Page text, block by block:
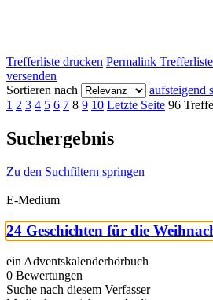
Trefferliste drucken Permalink Trefferliste
versenden
Sortieren nach
aufsteigend
1 2 3 4 5 6 7 8 9 10 Letzte Seite 96
Suchergebnis
Zu den Suchfiltern springen
E-Medium
24 Geschichten für die
ein Adventskalenderhörbuch
0 Bewertungen
Suche nach diesem Verfasser